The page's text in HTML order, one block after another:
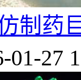
制药
01-27